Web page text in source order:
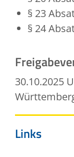
§ 23
§ 24
30.10.2025
Links